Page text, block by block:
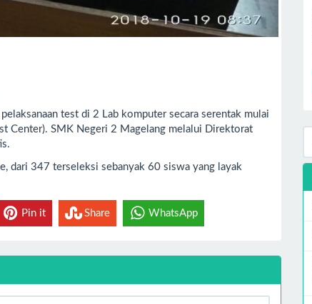
test di 2 Lab komputer secara serentak mulai
Center). SMK Negeri 2 Magelang melalui Direktorat
dari 347 terseleksi sebanyak 60 siswa yang layak
Pin it Share WhatsApp